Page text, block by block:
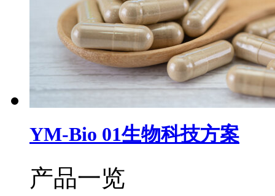
YM-Bio 01生物科技方案
产品一览